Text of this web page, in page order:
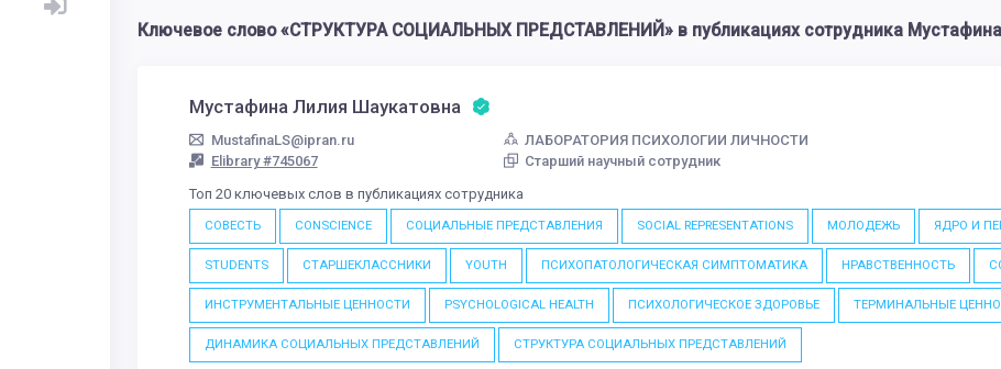
Ключевое слово «СТРУКТУРА СОЦИАЛЬНЫХ ПРЕДСТАВЛЕНИЙ» в публикациях сотрудника
Мустафина Лилия Шаукатовна
MustafinaLS@ipran.ru
Elibrary #745067
ЛАБОРАТОРИЯ ПСИХОЛОГИИ ЛИЧНОСТИ
Старший научный сотрудник
Топ 20 ключевых слов в публикациях сотрудника
СОВЕСТЬ CONSCIENCE СОЦИАЛЬНЫЕ ПРЕДСТАВЛЕНИЯ SOCIAL REPRESENTATIONS МОЛОДЕЖЬ ЯДРО И
STUDENTS СТАРШЕКЛАССНИКИ YOUTH ПСИХОПАТОЛОГИЧЕСКАЯ СИМПТОМАТИКА НРАВСТВЕННОСТЬ
ИНСТРУМЕНТАЛЬНЫЕ ЦЕННОСТИ PSYCHOLOGICAL HEALTH ПСИХОЛОГИЧЕСКОЕ ЗДОРОВЬЕ ТЕРМИНАЛЬНЫЕ
ДИНАМИКА СОЦИАЛЬНЫХ ПРЕДСТАВЛЕНИЙ СТРУКТУРА СОЦИАЛЬНЫХ ПРЕДСТАВЛЕНИЙ